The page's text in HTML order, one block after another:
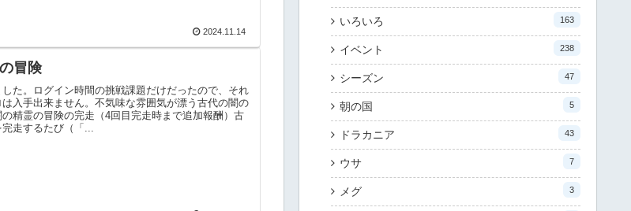
2024.11.14
冒険
た。ログイン時間の挑戦課題だけだったので、それ
入手出来ません。不気味な雰囲気が漂う古代の闇の
精霊の冒険の完走（4回目完走時まで追加報酬）古
走するたび（「...
いろいろ 163
イベント 238
シーズン 47
朝の国 5
ドラカニア 43
ウサ 7
メグ 3